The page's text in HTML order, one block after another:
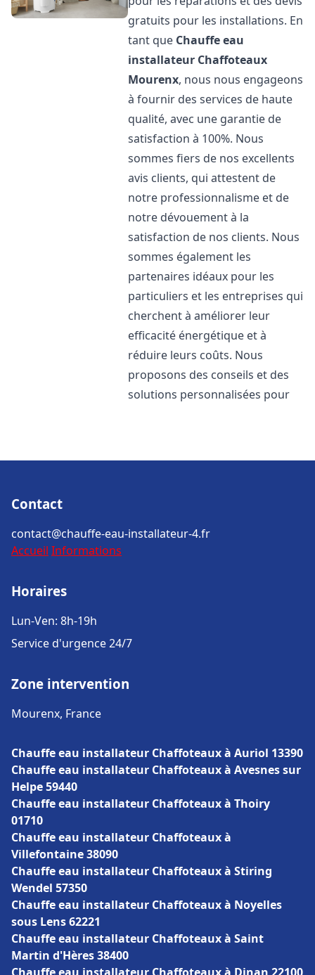
gratuits pour les installations. En
tant que Chauffe eau
installateur Chaffoteaux
Mourenx, nous nous engageons
à fournir des services de haute
qualité, avec une garantie de
satisfaction à 100%. Nous
sommes fiers de nos excellents
avis clients, qui attestent de
notre professionnalisme et de
notre dévouement à la
satisfaction de nos clients. Nous
sommes également les
partenaires idéaux pour les
particuliers et les entreprises qui
cherchent à améliorer leur
efficacité énergétique et à
réduire leurs coûts. Nous
proposons des conseils et des
solutions personnalisées pour
Contact
contact@chauffe-eau-installateur-4.fr
Accueil Informations
Horaires
Lun-Ven: 8h-19h
Service d'urgence 24/7
Zone intervention
Mourenx, France
Chauffe eau installateur Chaffoteaux à Auriol 13390
Chauffe eau installateur Chaffoteaux à Avesnes sur
Helpe 59440
Chauffe eau installateur Chaffoteaux à Thoiry
01710
Chauffe eau installateur Chaffoteaux à
Villefontaine 38090
Chauffe eau installateur Chaffoteaux à Stiring
Wendel 57350
Chauffe eau installateur Chaffoteaux à Noyelles
sous Lens 62221
Chauffe eau installateur Chaffoteaux à Saint
Martin d'Hères 38400